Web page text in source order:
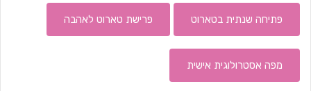
פתיחה שנתית בטארוט פרישת טארוט לאהבה
מפה אסטרולוגית אישית